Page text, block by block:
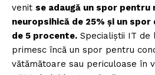
venit se adaugă un spor
neuropsihică de 25% și un
de 5 procente. Specialiștii IT de
primesc încă un spor pentru
vătămătoare sau periculoase în